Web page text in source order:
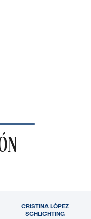
CRISTINA LÓPEZ
SCHLICHTING